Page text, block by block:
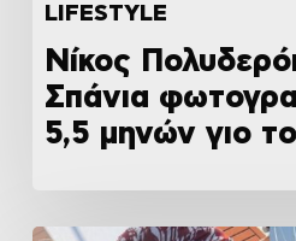
LIFESTYLE
Νίκος
Σπάνια
5,5 μηνών γιο